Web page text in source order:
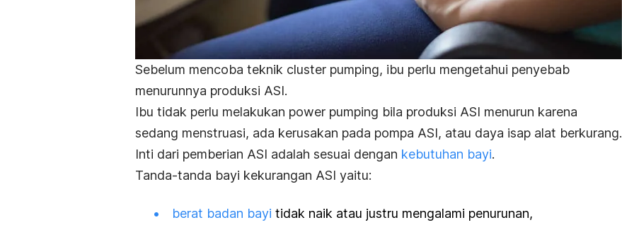
Sebelum mencoba teknik cluster pumping, ibu perlu mengetahui penyebab
menurunnya produksi ASI.
Ibu tidak perlu melakukan power pumping bila produksi ASI menurun karena
sedang menstruasi, ada kerusakan pada pompa ASI, atau daya isap alat berkurang.
Inti dari pemberian ASI adalah sesuai dengan kebutuhan bayi.
Tanda-tanda bayi kekurangan ASI yaitu:
berat badan bayi tidak naik atau justru mengalami penurunan,